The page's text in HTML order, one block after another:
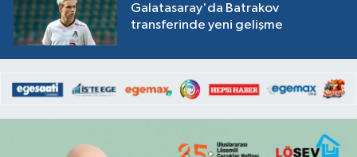
Galatasaray'da Batrakov
transferinde yeni gelişme